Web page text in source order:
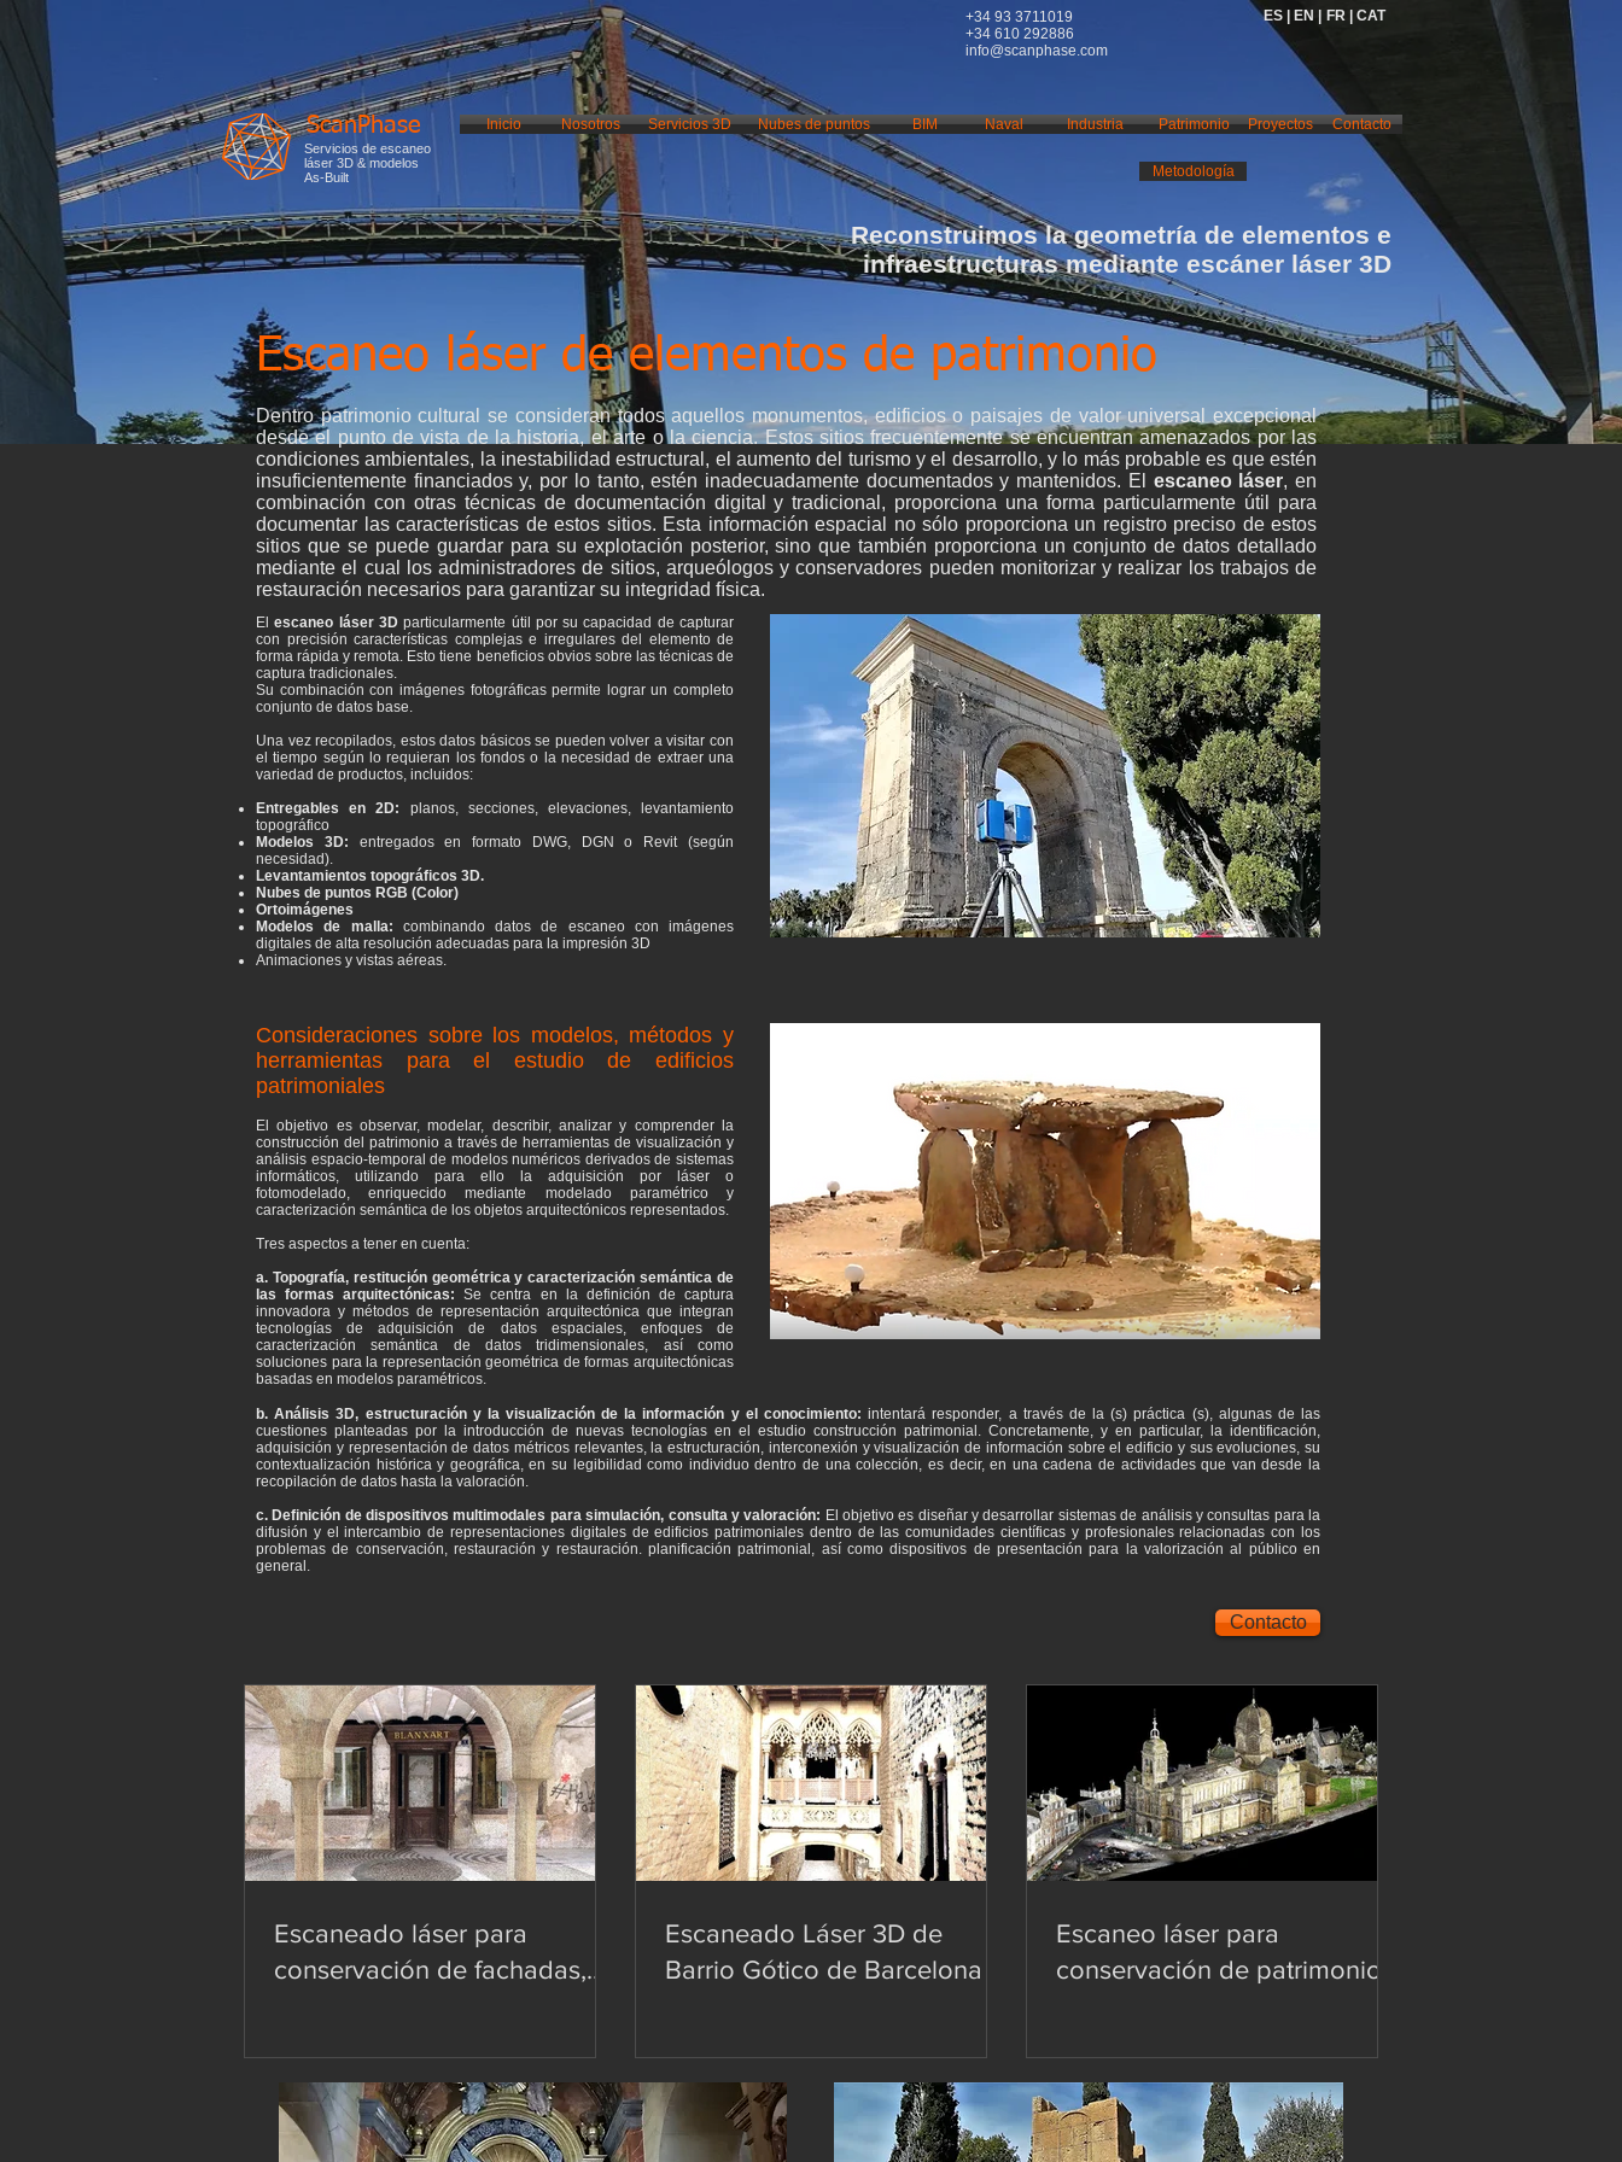
+34 93 3711019
+34 610 292886
info@scanphase.com
ES | EN | FR | CAT
ScanPhase
Servicios de escaneo
láser 3D & modelos
As-Built
Inicio Nosotros Servicios 3D Nubes de puntos BIM Industria
Naval Patrimonio Contacto
Proyectos
Metodología
Reconstruimos la geometría de elementos e
infraestructuras mediante escáner láser 3D
Escaneo láser de elementos de patrimonio
Dentro patrimonio cultural se consideran todos aquellos monumentos, edificios o paisajes de valor universal excepcional
desde el punto de vista de la historia, el arte o la ciencia. Estos sitios frecuentemente se encuentran amenazados por las
condiciones ambientales, la inestabilidad estructural, el aumento del turismo y el desarrollo, y lo más probable es que estén
insuficientemente financiados y, por lo tanto, estén inadecuadamente documentados y mantenidos. El escaneo láser, en
combinación con otras técnicas de documentación digital y tradicional, proporciona una forma particularmente útil para
documentar las características de estos sitios. Esta información espacial no sólo proporciona un registro preciso de estos
sitios que se puede guardar para su explotación posterior, sino que también proporciona un conjunto de datos detallado
mediante el cual los administradores de sitios, arqueólogos y conservadores pueden monitorizar y realizar los trabajos de
restauración necesarios para garantizar su integridad física.
Elescaneo láser 3Dparticularmente útil por su capacidad de capturar
con precisión características complejas e irregulares del elemento de
forma rápida y remota. Esto tiene beneficios obvios sobre las técnicas de
captura tradicionales.
Su combinación con imágenes fotográficas permite lograr un completo
conjunto de datos base.
Una vez recopilados, estos datos básicos se pueden volver a visitar con
el tiempo según lo requieran los fondos o la necesidad de extraer una
variedad de productos, incluidos:
Entregables en 2D: planos, secciones, elevaciones, levantamiento
topográfico
Modelos 3D: entregados en formato DWG, DGN o Revit (según
necesidad).
Levantamientos topográficos 3D.
Nubes de puntos RGB (Color)
Ortoimágenes
Modelos de malla: combinando datos de escaneo con imágenes
digitales de alta resolución adecuadas para la impresión 3D
Animaciones y vistas aéreas.
Consideraciones sobre los modelos, métodos y
herramientas para el estudio de edificios
patrimoniales
El objetivo es observar, modelar, describir, analizar y comprender la
construcción del patrimonio a través de herramientas de visualización y
análisis espacio-temporal de modelos numéricos derivados de sistemas
informáticos, utilizando para ello la adquisición por láser o
fotomodelado, enriquecido mediante modelado paramétrico y
caracterización semántica de los objetos arquitectónicos representados.
Tres aspectos a tener en cuenta:
a. Topografía, restitución geométrica y caracterización semántica de
las formas arquitectónicas:Se centra en la definición de captura
innovadora y métodos de representación arquitectónica que integran
tecnologías de adquisición de datos espaciales, enfoques de
caracterización semántica de datos tridimensionales, así como
soluciones para la representación geométrica de formas arquitectónicas
basadas en modelos paramétricos.
b. Análisis 3D, estructuración y la visualización de la información y el conocimiento: intentará responder, a través de la (s) práctica (s), algunas de las
cuestiones planteadas por la introducción de nuevas tecnologías en el estudio construcción patrimonial. Concretamente, y en particular, la identificación,
adquisición y representación de datos métricos relevantes, la estructuración, interconexión y visualización de información sobre el edificio y sus evoluciones, su
contextualización histórica y geográfica, en su legibilidad como individuo dentro de una colección, es decir, en una cadena de actividades que van desde la
recopilación de datos hasta la valoración.
c. Definición de dispositivos multimodales para simulación, consulta y valoración: El objetivo es diseñar y desarrollar sistemas de análisis y consultas para la
difusión y el intercambio de representaciones digitales de edificios patrimoniales dentro de las comunidades científicas y profesionales relacionadas con los
problemas de conservación, restauración y restauración. planificación patrimonial, así como dispositivos de presentación para la valorización al público en
general.
Contacto
Escaneado láser para
conservación de fachadas,
Escaneado Láser 3D de
Barrio Gótico de Barcelona -
Escaneo láser para
conservación de patrimonio